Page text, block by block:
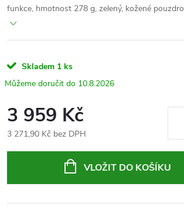
funkce, hmotnost 278 g, zelený, kožené pouzdro
Skladem 1 ks
10.8.2026
3 959 Kč
3 271,90 Kč bez DPH
VLOŽIT DO KOŠÍKU